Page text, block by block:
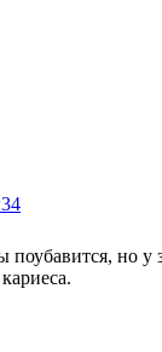
поубавится, но у